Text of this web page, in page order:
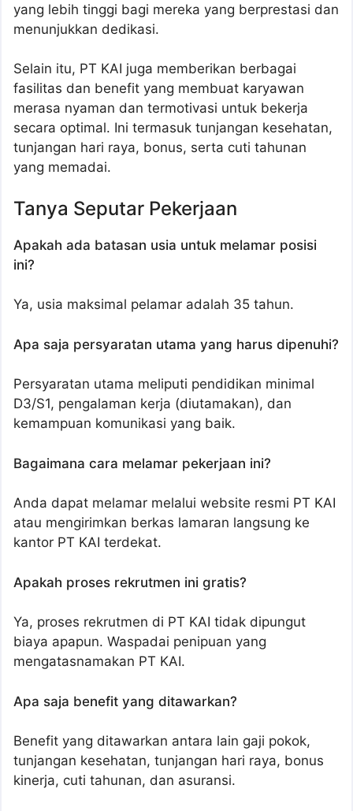
yang lebih tinggi bagi mereka yang berprestasi dan
menunjukkan dedikasi.
Selain itu, PT KAI juga memberikan berbagai
fasilitas dan benefit yang membuat karyawan
merasa nyaman dan termotivasi untuk bekerja
secara optimal. Ini termasuk tunjangan kesehatan,
tunjangan hari raya, bonus, serta cuti tahunan
yang memadai.
Tanya Seputar Pekerjaan
Apakah ada batasan usia untuk melamar posisi
ini?
Ya, usia maksimal pelamar adalah 35 tahun.
Apa saja persyaratan utama yang harus dipenuhi?
Persyaratan utama meliputi pendidikan minimal
D3/S1, pengalaman kerja (diutamakan), dan
kemampuan komunikasi yang baik.
Bagaimana cara melamar pekerjaan ini?
Anda dapat melamar melalui website resmi PT KAI
atau mengirimkan berkas lamaran langsung ke
kantor PT KAI terdekat.
Apakah proses rekrutmen ini gratis?
Ya, proses rekrutmen di PT KAI tidak dipungut
biaya apapun. Waspadai penipuan yang
mengatasnamakan PT KAI.
Apa saja benefit yang ditawarkan?
Benefit yang ditawarkan antara lain gaji pokok,
tunjangan kesehatan, tunjangan hari raya, bonus
kinerja, cuti tahunan, dan asuransi.